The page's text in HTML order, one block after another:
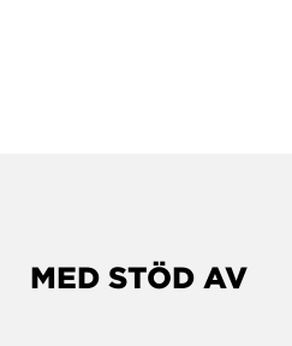
MED STÖD AV